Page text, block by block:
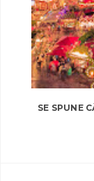
SE SPUNE